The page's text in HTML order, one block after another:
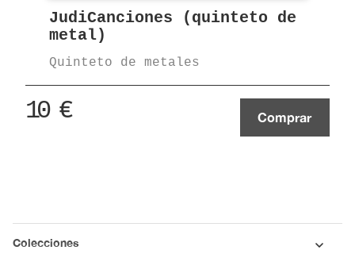
JudiCanciones (quinteto de
metal)
Quinteto de metales
10 € Comprar
Colecciones